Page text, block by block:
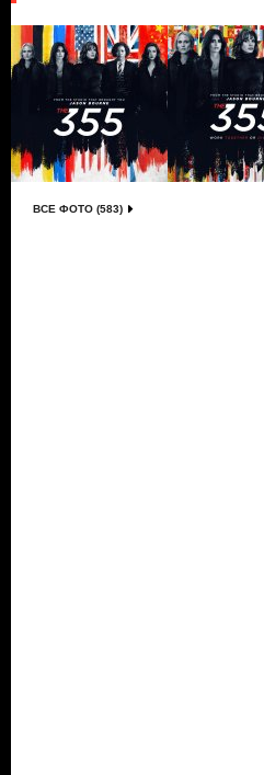
ВСЕ ФОТО (583)